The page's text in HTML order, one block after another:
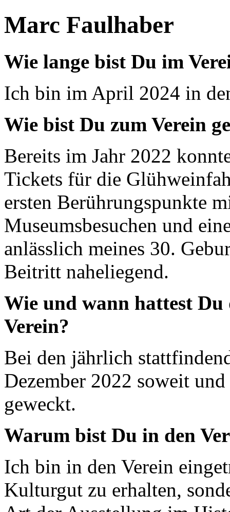
Marc Faulhaber
Wie lange bist Du im
Ich bin im April 2024 in
Wie bist Du zum Verein
Bereits im Jahr 2022
Tickets für die
ersten Berührungspunkte
Museumsbesuchen und
anlässlich meines 30.
Beitritt naheliegend.
Wie und wann hattest
Verein?
Bei den jährlich
Dezember 2022 soweit
geweckt.
Warum bist Du in den
Ich bin in den Verein
Kulturgut zu erhalten,